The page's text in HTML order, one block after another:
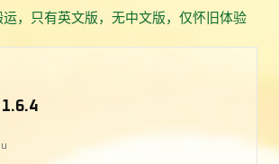
，只有英文版，无中文版，仅怀旧体验